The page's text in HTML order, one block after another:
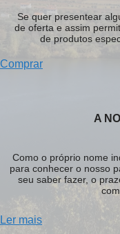
Se quer presentear
de oferta e assim
de produtos
Comprar
A
Como o próprio nome
para conhecer o nosso
seu saber fazer, o
Ler mais